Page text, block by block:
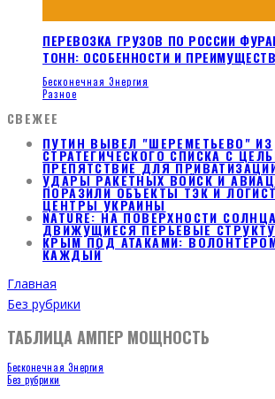
ПЕРЕВОЗКА ГРУЗОВ ПО РОССИИ
ТОНН: ОСОБЕННОСТИ И
Бесконечная Энергия
Разное
СВЕЖЕЕ
ПУТИН ВЫВЕЛ "ШЕРЕМЕТЬЕВО" ИЗ
СТРАТЕГИЧЕСКОГО СПИСКА С
ПРЕПЯТСТВИЕ ДЛЯ
УДАРЫ РАКЕТНЫХ ВОЙСК И
ПОРАЗИЛИ ОБЪЕКТЫ ТЭК И
ЦЕНТРЫ УКРАИНЫ
NATURE: НА ПОВЕРХНОСТИ
ДВИЖУЩИЕСЯ ПЕРЬЕВЫЕ
КРЫМ ПОД АТАКАМИ:
КАЖДЫЙ
Главная
Без рубрики
ТАБЛИЦА АМПЕР МОЩНОСТЬ
Бесконечная Энергия
Без рубрики